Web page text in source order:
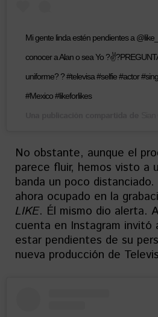
Mi gente linda estén pendientes a
conocer a Alan o sea Yo
uniforme? ? #televisa #selfie #actor
#Mexico #likeforlikes
No obstante, aunque el
parece fluir, hemos visto a
banda un poco
ahora ocupado en la
LIKE. Él mismo dio alerta.
cuenta en Instagram invitó
estar pendientes de su
nueva producción de